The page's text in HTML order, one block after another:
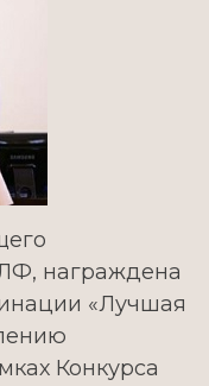
награждена
«Лучшая
Конкурса